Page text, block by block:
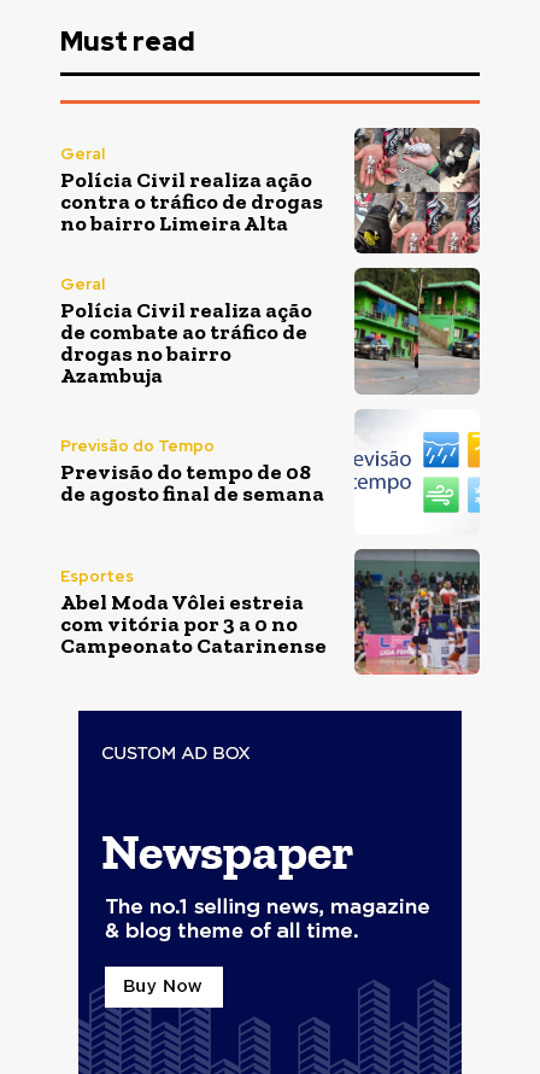
Must read
Geral
Polícia Civil realiza ação
contra o tráfico de drogas
no bairro Limeira Alta
Geral
Polícia Civil realiza ação
de combate ao tráfico de
drogas no bairro
Azambuja
Previsão do Tempo
Previsão do tempo de 08
de agosto final de semana
Esportes
Abel Moda Vôlei estreia
com vitória por 3 a 0 no
Campeonato Catarinense